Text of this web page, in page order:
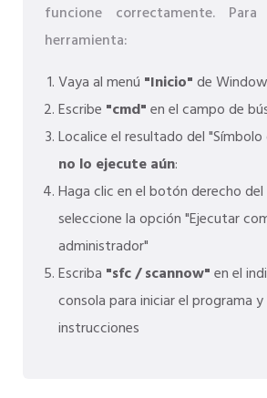
funcione correctamente.
herramienta:
Vaya al menú "Inicio"de
Escribe "cmd"en el campo de
Localice el resultado del
no lo ejecute aún:
Haga clic en el botón derecho
seleccione la opción "Ejecutar
administrador"
Escriba "sfc / scannow"en el
consola para iniciar el programa y
instrucciones